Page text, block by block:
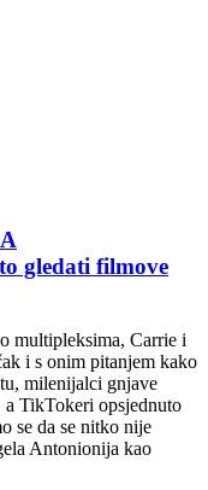
gledati filmove
multipleksima, Carrie i
i s onim pitanjem kako
milenijalci gnjave
TikTokeri opsjednuto
se da se nitko nije
Antonionija kao